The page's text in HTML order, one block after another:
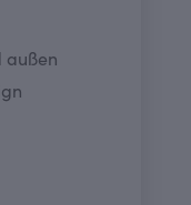
außen